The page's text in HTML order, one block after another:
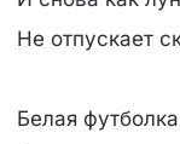
Не отпускает
Белая